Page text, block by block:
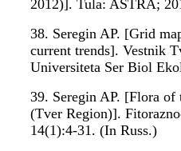
2012)]. Tula: ASTRA;
38. Seregin AP. [Grid
current trends]. Vestnik
Universiteta Ser Biol
39. Seregin AP. [Flora of
(Tver Region)].
14(1):4-31. (In Russ.)